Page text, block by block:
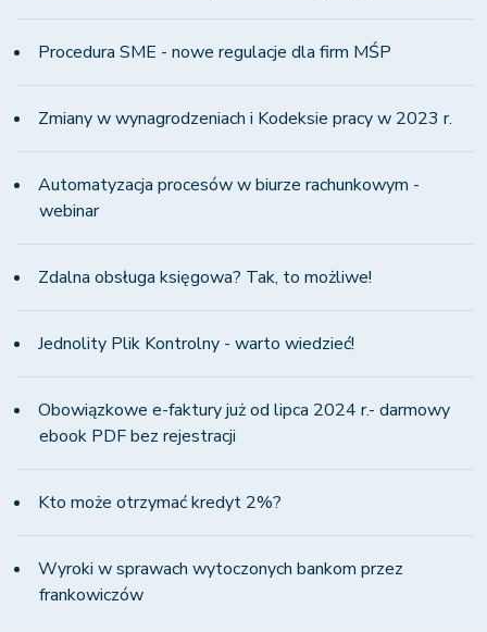
Procedura SME - nowe regulacje dla firm MŚP
Zmiany w wynagrodzeniach i Kodeksie pracy w 2023 r.
Automatyzacja procesów w biurze rachunkowym -
webinar
Zdalna obsługa księgowa? Tak, to możliwe!
Jednolity Plik Kontrolny - warto wiedzieć!
Obowiązkowe e-faktury już od lipca 2024 r.- darmowy
ebook PDF bez rejestracji
Kto może otrzymać kredyt 2%?
Wyroki w sprawach wytoczonych bankom przez
frankowiczów